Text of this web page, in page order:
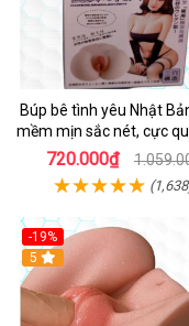
Búp bê tình yêu Nhật
mềm mịn sắc nét, cực
720.000₫
-19%
Hot
5